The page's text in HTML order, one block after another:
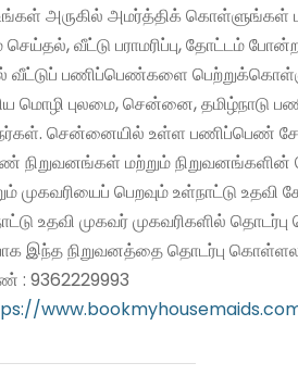
அருகில் அமர்த்திக் கொள்ளுங்கள்
செய்தல், வீட்டு பராமரிப்பு, தோட்டம்
வீட்டுப் பணிப்பெண்களை
மொழி புலமை, சென்னை, தமிழ்நாடு
சென்னையில் உள்ள பணிப்பெண்
நிறுவனங்கள் மற்றும் நிறுவனங்களின்
முகவரியைப் பெறவும் உள்நாட்டு உதவி
உதவி முகவர் முகவரிகளில்
இந்த நிறுவனத்தை தொடர்பு
: 9362229993